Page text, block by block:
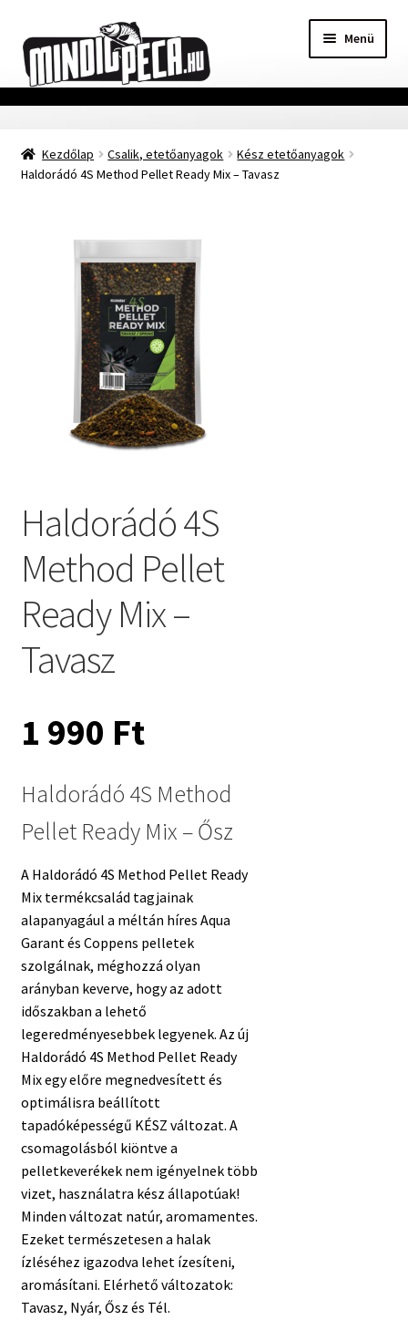
a
navigációhoz
a
tartalomba
Menü
Főoldal
Adatvédelmi nyilatkozat
Szállítási Információ
Kapcsolat
Mohosz Versenynaptár 2025
Kezdőlap Csalik, etetőanyagok
Kész etetőanyagok
Haldorádó 4S Method Pellet Ready Mix – Tavasz
Haldorádó 4S
Method Pellet
Ready Mix –
Tavasz
1 990 Ft
Haldorádó 4S Method
Pellet Ready Mix – Ősz
A Haldorádó 4S Method Pellet Ready
Mix termékcsalád tagjainak
alapanyagául a méltán híres Aqua
Garant és Coppens pelletek
szolgálnak, méghozzá olyan
arányban keverve, hogy az adott
időszakban a lehető
legeredményesebbek legyenek. Az új
Haldorádó 4S Method Pellet Ready
Mix egy előre megnedvesített és
optimálisra beállított
tapadóképességű KÉSZ változat. A
csomagolásból kiöntve a
pelletkeverékek nem igényelnek több
vizet, használatra kész állapotúak!
Minden változat natúr, aromamentes.
Ezeket természetesen a halak
ízléséhez igazodva lehet ízesíteni,
aromásítani. Elérhető változatok:
Tavasz, Nyár, Ősz és Tél.